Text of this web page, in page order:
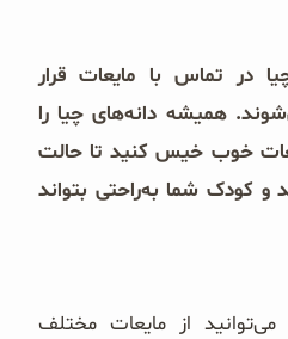
در تماس با مایعات قرار
همیشه دانه‌های چیا را
خوب خیس کنید تا حالت
و کودک شما به‌راحتی بتواند
از مایعات مختلف